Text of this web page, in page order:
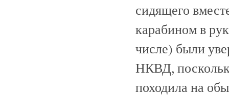
сидящего
карабином в
числе) были
НКВД,
походила на